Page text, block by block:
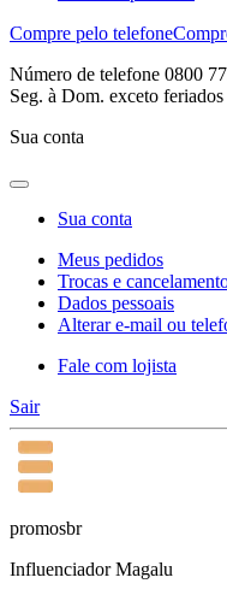
Compre pelo telefone
Número de telefone 0800
Seg. à Dom. exceto feriados
Sua conta
Sua conta
Meus pedidos
Trocas e
Dados pessoais
Alterar e-mail ou
Fale com lojista
Sair
promosbr
Influenciador Magalu